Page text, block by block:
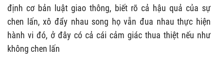
định cơ bản luật giao thông, biết rõ cả hậu quả của sự
chen lấn, xô đẩy nhau song họ vẫn đua nhau thực hiện
hành vi đó, ở đây có cả cái cảm giác thua thiệt nếu như
không chen lấn